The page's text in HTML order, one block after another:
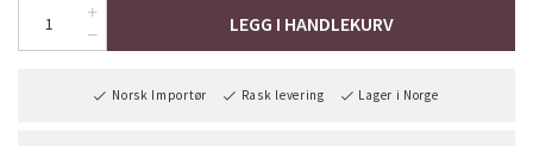
LEGG I HANDLEKURV
Norsk Importør Rask levering Lager i Norge